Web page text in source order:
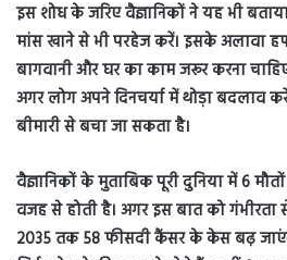
इस शोध के जरिए वैज्ञानिकों ने यह भी
मांस खाने से भी परहेज करें। इसके अलावा
बागवानी और घर का काम जरूर करना
अगर लोग अपने दिनचर्या में थोड़ा बदलाव
बीमारी से बचा जा सकता है।
वैज्ञानिकों के मुताबिक पूरी दुनिया में 6
वजह से होती है। अगर इस बात को गंभीरता
2035 तक 58 फीसदी कैंसर के केस बढ़